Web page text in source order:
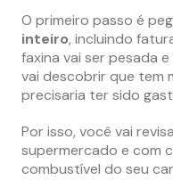
O primeiro passo é
inteiro, incluindo
faxina vai ser pesada
vai descobrir que tem
precisaria ter sido
Por isso, você vai
supermercado e com
combustível do seu